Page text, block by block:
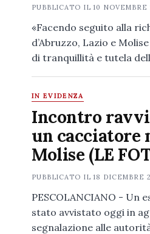
PUBBLICATO IL10 NOVEMBRE
«Facendo seguito alla
d’Abruzzo, Lazio e
di tranquillità e tutela
IN EVIDENZA
Incontro
un cacciatore
Molise (LE
PUBBLICATO IL18 DICEMBRE
PESCOLANCIANO - Un
stato avvistato oggi in
segnalazione alle